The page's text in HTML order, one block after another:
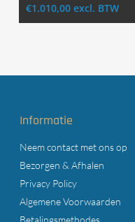
€1.010,00 excl. BTW
Informatie
Neem contact met ons op
Bezorgen & Afhalen
Privacy Policy
Algemene Voorwaarden
Betalingsmethodes